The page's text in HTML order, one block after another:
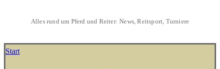
Alles rund um Pferd und Reiter: News, Reitsport, Turniere
Start